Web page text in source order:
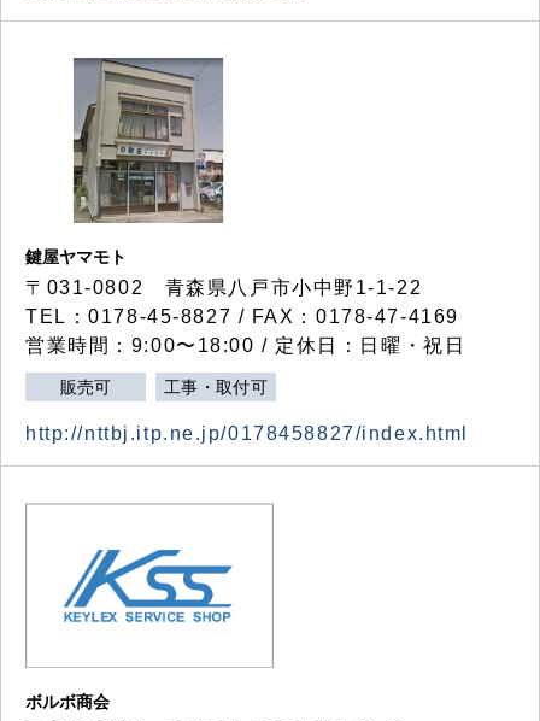
鍵屋ヤマモト
〒031-0802 青森県八戸市小中野1-1-22
TEL：0178-45-8827 / FAX：0178-47-4169
営業時間：9:00〜18:00 / 定休日：日曜・祝日
販売可 工事・取付可
http://nttbj.itp.ne.jp/0178458827/index.html
ボルボ商会